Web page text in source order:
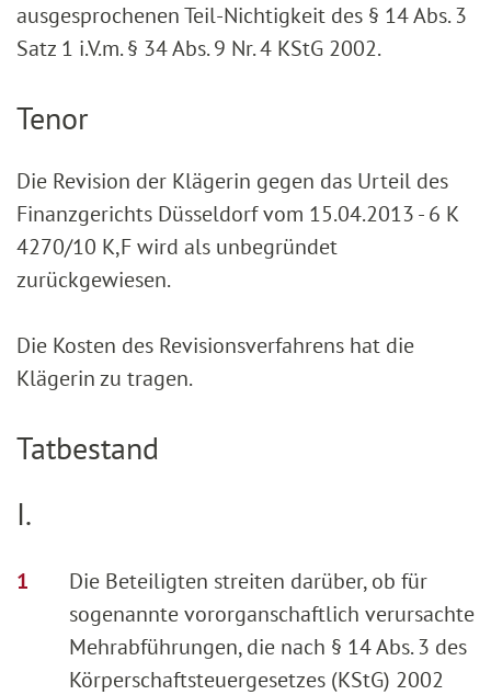
ausgesprochenen Teil-Nichtigkeit des § 14 Abs. 3
Satz 1 i.V.m. § 34 Abs. 9 Nr. 4 KStG 2002.
Tenor
Die Revision der Klägerin gegen das Urteil des
Finanzgerichts Düsseldorf vom 15.04.2013 - 6 K
4270/10 K,F wird als unbegründet
zurückgewiesen.
Die Kosten des Revisionsverfahrens hat die
Klägerin zu tragen.
Tatbestand
I.
Die Beteiligten streiten darüber, ob für
sogenannte vororganschaftlich verursachte
Mehrabführungen, die nach § 14 Abs. 3 des
Körperschaftsteuergesetzes (KStG) 2002